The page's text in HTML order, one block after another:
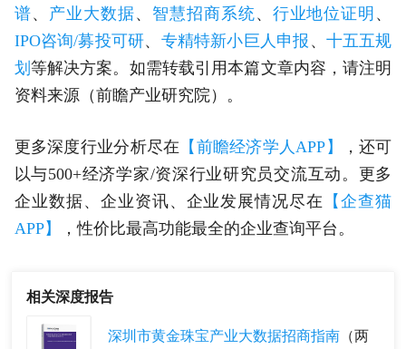
谱、 产业大数据、 智慧招商系统、 行业地位证明 、
IPO咨询/募投可研、 专精特新小巨人申报 、 十五五规
划 等解决方案。如需转载引用本篇文章内容，请注明
资料来源（前瞻产业研究院）。
更多深度行业分析尽在 【前瞻经济学人APP】
，还可
以与500+经济学家/资深行业研究员交流互动。更多
企业数据、企业资讯、企业发展情况尽在
【企查猫
APP】
，性价比最高功能最全的企业查询平台。
相关深度报告
深圳市黄金珠宝产业大数据招商指南 （两